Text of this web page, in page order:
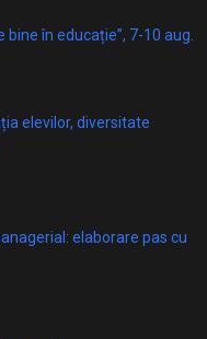
în educație”, 7-10 aug.
elevilor, diversitate
elaborare pas cu